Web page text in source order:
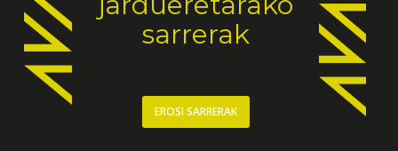
sarrerak
EROSI SARRERAK